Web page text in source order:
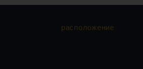
расположение